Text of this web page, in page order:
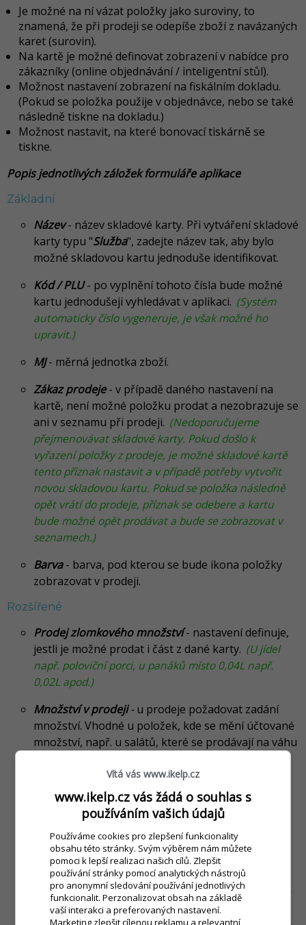
Je možné na ní vázat položky jako suroviny, to
znamená, že při prodeji se odepíše zboží z navázaných
karet (surovin).
Na kartě je možné definovat zobrazení v nabídce pro
zákazníky (online objednávání / inteligentní stůl).
Možnost nastavení zobrazení na fiskálním dokladu.
(Pokud se položka použije v objednávce, nebo se také
následně tiskne na dokladu.)
Možnost nastavit, na které bonovací tiskárně se
tiskne.
Popis jednotlivých záložek formuláře aplikace
Základní
Název- název skladové karty. Při vytváření skladové
karty typu "Služba", zadejte název tak, aby bylo
možné skladovou kartu jednoduše identifikovat.
Kód / PLU- po vyplnění tohoto čísla bude možné
kartu jednodušeji vyhledávat v aplikaci. (Systém
automaticky číslo vygeneruje, je však možné ho
upravit.)
MJ- měrná jednotka zboží.
Zákaz prodeje- v případě daného nastavení na
kartě, není možné položku prodat a nezobrazuje se
ani v seznamu při prodeji. (Nedoporučujeme
přejmenovávat skladové karty. Pokud došlo k
vyřazení položky z prodeje, je možné skladové kartě
tento příznak nastavit a v případě potřeby vytvořit
novou skladovou kartu. Pokud se položka následně
opět vrátí do prodeje, příznak se odebere a kartu
bude možné opět prodávat a bude se zobrazovat v
seznamech.)
Barva- barva, pod kterou se bude ikona položky
zobrazovat v prodeji.
Rozšířené
Prodej zlomkového množství- nastavení definuje,
jestli je možné prodat i část z dané karty. (U jídel
např. poloviční porci, u panáků místo 0,04L např.
0,02L apod.)
Množství v prodeji-u prodeje požadovat zadání
množství. Vhodné u položek, kde se mění účtované
množství, např. u salátů, které se prodávají na váhu
- čárový kód dané položky. Čárový kód
doporučujeme vyplnit pokud se jedná o kartu s
evidencí SBL, který jednoznačně identifikuje dané
zboží. Stejně tak i v případě prodeje pomocí čtečky
čárových kódů.
Rychlé poznámky- na kartě je možné nadefinovat
také tzv. "Rychle poznámky", které blíže identifikují
požadavek zákazníka při objednávce. Jednotlivé
Vítá vás www.ikelp.cz
www.ikelp.cz vás žádá o souhlas s
používáním vašich údajů
Používáme cookies pro zlepšení funkcionality
obsahu této stránky. Svým výběrem nám můžete
pomoci k lepší realizaci našich cílů. Zlepšit
používání stránky pomocí analytických nástrojů
pro anonymní sledování používání jednotlivých
funkcionalit. Perzonalizovat obsah na základě
vaší interakci a preferovaných nastavení.
Marketing zlepšit cílenou reklamu a relevantní